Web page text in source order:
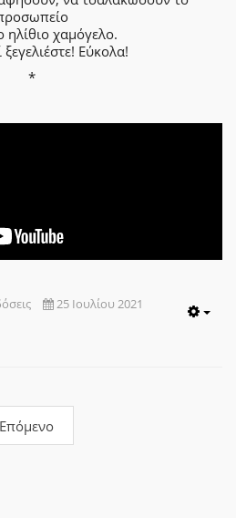
ηλίθιο χαμόγελο.
ξεγελιέστε! Εύκολα!
*
25 Ιουλίου 2021
Επόμενο